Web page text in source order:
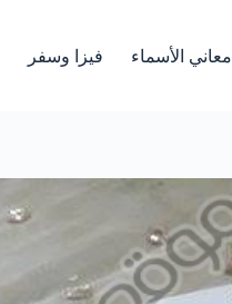
معاني الأسماء فيزا وسفر